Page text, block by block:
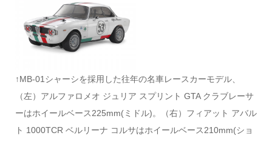
↑MB-01シャーシを採用した往年の名車レースカーモデル、
（左）アルファロメオ ジュリア スプリント GTA クラブレーサ
ーはホイールベース225mm(ミドル)。（右）フィアット アバル
ト 1000TCR ベルリーナ コルサはホイールベース210mm(ショ